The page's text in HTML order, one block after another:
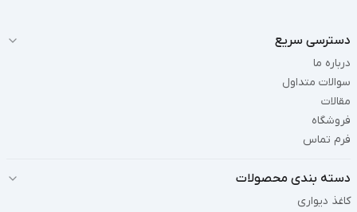
دسترسی سریع
درباره ما
سوالات متداول
مقالات
فروشگاه
فرم تماس
دسته بندی محصولات
کاغذ دیواری